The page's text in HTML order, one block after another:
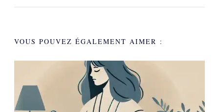
VOUS POUVEZ ÉGALEMENT AIMER :